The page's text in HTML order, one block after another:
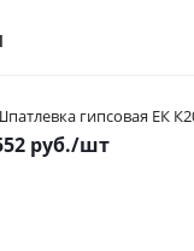
гипсовая ЕК
руб./шт